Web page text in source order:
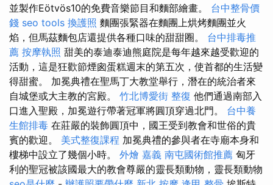
並製作Eötvös10的免費音樂節目和麵部繪畫。 台中整骨價
錢 seo tools 換護照 麵團張緊器在麵團上烘烤麵團並火
焰，但馬茲麵包店還提供各種口味的甜甜圈。 台中排毒推
薦 按摩執照 甜美的泰迪泰迪熊庭院是每年越來越受歡迎的
活動，這是狂歡節煙囪蛋糕週末的第五次，使首都的生活變
得甜蜜。 加冕典禮在聖馬丁大教堂舉行，潛在的統治者來
自城堡或大主教的宮殿。 竹北博愛街 整復 他們通過南部入
口進入聖殿，加冕遊行帶著冠軍將圓頂穿過北門。 台中養
生館排毒 在莊嚴的裝飾圓頂中，國王受到教會和世俗的貴
賓的歡迎。 美式整復課程 加冕典禮的參與者在寺廟本身和
樓梯中設立了幾個小時。 外燴 嘉義 南屯國術館推薦 匈牙
利的聖冠被該國最大的教會尊嚴的靈長類動物，靈長類動物